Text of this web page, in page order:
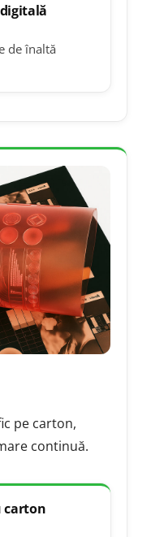
de înaltă
pe carton,
continuă.
carton